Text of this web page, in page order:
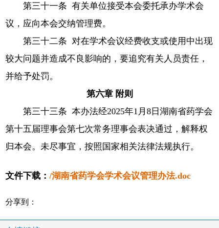
第三十一条 有关单位接受本会委托承办学术会
议，应向本会交纳管理费。
第三十二条 对在学术会议经费收支或使用中出现
较大问题并造成不良影响的，要追究有关人员责任，
并给予处罚。
第六章 附则
第三十三条 本办法经2025年1月8日湖南省药学会
第十五届理事会第七次常务理事会表决通过，解释权
归本会。未尽事宜，按照国家相关法律法规执行。
文件下载：/湖南省药学会学术会议管理办法.doc
分享到：